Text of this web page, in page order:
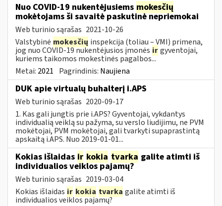
Nuo COVID-19 nukentėjusiems mokesčių
mokėtojams ši savaitė paskutinė nepriemokai
Web turinio sąrašas 2021-10-26
Valstybinė mokesčių inspekcija (toliau – VMI) primena,
jog nuo COVID-19 nukentėjusios įmonės irgyventojai,
kuriems taikomos mokestinės pagalbos...
Metai: 2021 Pagrindinis: Naujiena
DUK apie virtualų buhalterį i.APS
Web turinio sąrašas 2020-09-17
1. Kas gali jungtis prie i.APS? Gyventojai, vykdantys
individualią veiklą su pažyma, su verslo liudijimu, ne PVM
mokėtojai, PVM mokėtojai, gali tvarkyti supaprastintą
apskaitą i.APS. Nuo 2019-01-01...
Kokias išlaidas ir kokia tvarka galite atimti iš
individualios veiklos pajamų?
Web turinio sąrašas 2019-03-04
Kokias išlaidas ir kokia tvarka galite atimti iš
individualios veiklos pajamų?